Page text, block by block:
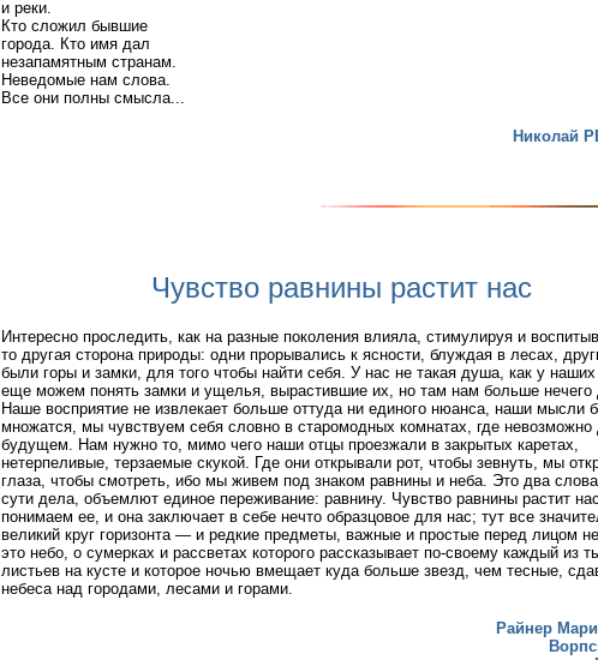
и реки.
Кто сложил бывшие
города. Кто имя дал
незапамятным странам.
Неведомые нам слова.
Все они полны смысла...
Николай
Чувство равнины растит нас
Интересно проследить, как на разные поколения влияла, стимулируя и
то другая сторона природы: одни прорывались к ясности, блуждая в лесах,
были горы и замки, для того чтобы найти себя. У нас не такая душа, как у
еще можем понять замки и ущелья, вырастившие их, но там нам больше нечего
Наше восприятие не извлекает больше оттуда ни единого нюанса, наши мысли
множатся, мы чувствуем себя словно в старомодных комнатах, где невозможно
будущем. Нам нужно то, мимо чего наши отцы проезжали в закрытых каретах,
нетерпеливые, терзаемые скукой. Где они открывали рот, чтобы зевнуть, мы
глаза, чтобы смотреть, ибо мы живем под знаком равнины и неба. Это два
сути дела, объемлют единое переживание: равнину. Чувство равнины растит
понимаем ее, и она заключает в себе нечто образцовое для нас; тут все
великий круг горизонта — и редкие предметы, важные и простые перед лицом
это небо, о сумерках и рассветах которого рассказывает по-своему каждый из
листьев на кусте и которое ночью вмещает куда больше звезд, чем тесные,
небеса над городами, лесами и горами.
Райнер